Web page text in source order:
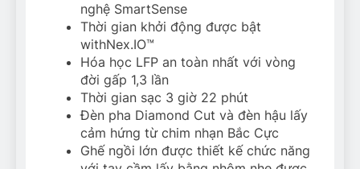
nghệ SmartSense
Thời gian khởi động được bật
withNex.IO™
Hóa học LFP an toàn nhất với vòng
đời gấp 1,3 lần
Thời gian sạc 3 giờ 22 phút
Đèn pha Diamond Cut và đèn hậu lấy
cảm hứng từ chim nhạn Bắc Cực
Ghế ngồi lớn được thiết kế chức năng